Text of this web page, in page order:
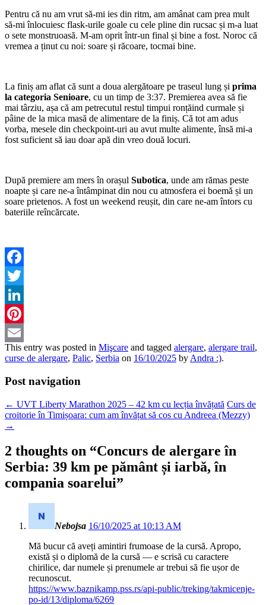
Pentru că nu am vrut să-mi ies din ritm, am amânat cam prea mult
să-mi înlocuiesc flask-urile goale cu cele pline din rucsac și m-a luat
o sete monstruoasă. M-am oprit într-un final și bine a fost. Noroc că
vremea a ținut cu noi: soare și răcoare, tocmai bine.
La finiș am aflat că sunt a doua alergătoare pe traseul lung și prima
la categoria Senioare, cu un timp de 3:37. Premierea avea să fie
mai târziu, așa că am petrecutul restul timpui ronțăind curmale și
pâine de la mica masă de alimentare de la finiș. Că tot am adus
vorba, mesele din checkpoint-uri au avut multe alimente, însă mi-a
fost suficient să iau doar apă din vreo două locuri.
După premiere am mers în orașul Subotica, unde am rămas peste
noapte și care ne-a întâmpinat din nou cu atmosfera ei boemă și un
soare prietenos. A fost un weekend reușit, din care ne-am întors cu
bateriile reîncărcate.
Facebook
Twitter
LinkedIn
Pinterest
Email
This entry was posted in Mişcare and tagged alergare, alergare trail,
curse de alergare, Palic, Serbia on 16/10/2025 by Andra :).
Post navigation
← UVT Liberty Marathon 2025 – 42 km cu lecția învățată Curs de
croitorie în Timișoara: cum am învățat să cos cu Andreea (Mezzy)
→
2 thoughts on “Concurs de alergare în
Serbia: 39 km pe pământ și iarbă, în
compania soarelui”
Nebojsa 16/10/2025 at 10:13 AM
Mă bucur că aveți amintiri frumoase de la cursă. Apropo,
există și o diplomă de la cursă — e scrisă cu caractere
chirilice, dar numele și prenumele ar trebui să fie ușor de
recunoscut.
https://www.baznikamp.pss.rs/api-public/treking/takmicenje-
po-id/13/diploma/6269